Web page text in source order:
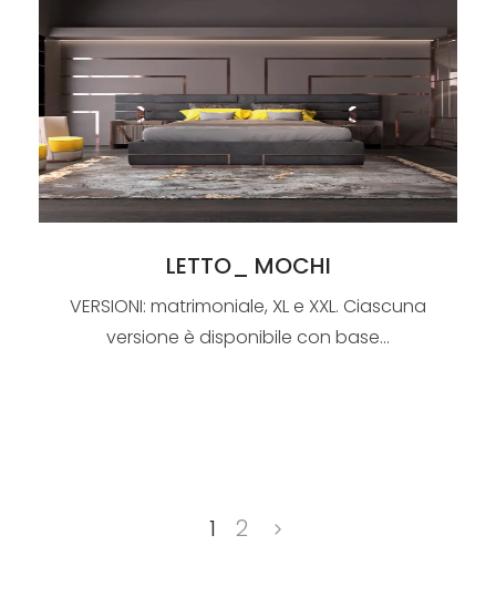
LETTO_ MOCHI
VERSIONI: matrimoniale, XL e XXL. Ciascuna
versione è disponibile con base...
1 2